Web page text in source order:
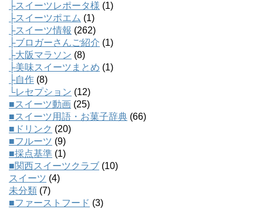
├スイーツレポータ様 (1)
├スイーツポエム (1)
├スイーツ情報 (262)
├ブロガーさんご紹介 (1)
├大阪マラソン (8)
├美味スイーツまとめ (1)
├自作 (8)
└レセプション (12)
■スイーツ動画 (25)
■スイーツ用語・お菓子辞典 (66)
■ドリンク (20)
■フルーツ (9)
■採点基準 (1)
■関西スイーツクラブ (10)
スイーツ (4)
未分類 (7)
■ファーストフード (3)